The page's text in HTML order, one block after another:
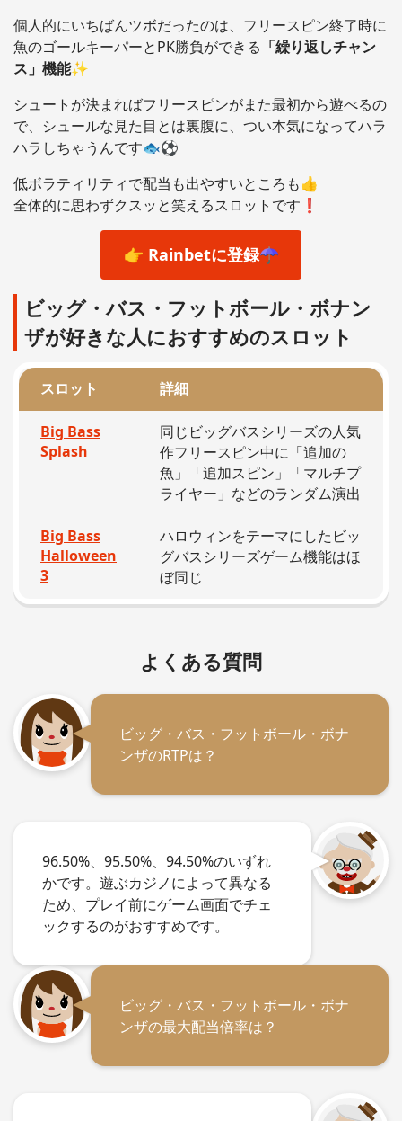
個人的にいちばんツボだったのは、フリースピン終了時に
魚のゴールキーパーとPK勝負ができる 「繰り返しチャン
ス」機能✨
シュートが決まればフリースピンがまた最初から遊べるの
で、シュールな見た目とは裏腹に、つい本気になってハラ
ハラしちゃうんです🐟⚽
低ボラティリティで配当も出やすいところも👍
全体的に思わずクスッと笑えるスロットです❗️
👉 Rainbetに登録☂️
ビッグ・バス・フットボール・ボナン
ザが好きな人におすすめのスロット
スロット 詳細
Big Bass
Splash
同じビッグバスシリーズの人気
作フリースピン中に「追加の
魚」「追加スピン」「マルチプ
ライヤー」などのランダム演出
Big Bass
Halloween
3
ハロウィンをテーマにしたビッ
グバスシリーズゲーム機能はほ
ぼ同じ
よくある質問
ビッグ・バス・フットボール・ボナ
ンザのRTPは？
96.50%、95.50%、94.50%のいずれ
かです。遊ぶカジノによって異なる
ため、プレイ前にゲーム画面でチェ
ックするのがおすすめです。
ビッグ・バス・フットボール・ボナ
ンザの最大配当倍率は？